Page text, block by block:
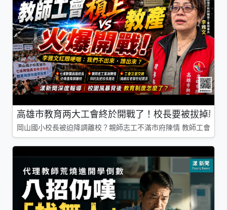
高雄市教育两大工會終於開戰了！校長要被拔掉親
岡山國小校長被迫降調離校？親師志工不滿市府陳情 教師工會槓